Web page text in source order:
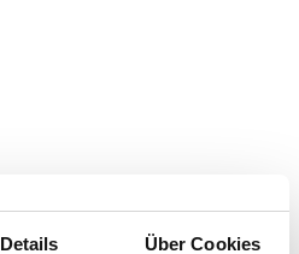
Details Über Cookies